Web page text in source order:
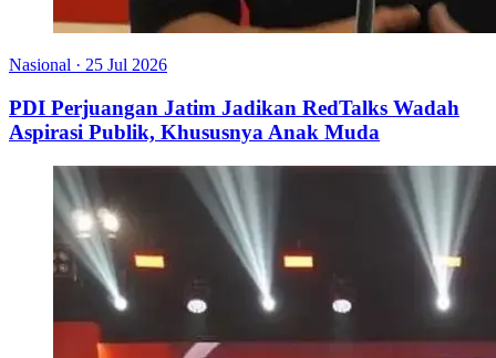
Nasional · 25 Jul 2026
PDI Perjuangan Jatim Jadikan RedTalks Wadah
Aspirasi Publik, Khususnya Anak Muda